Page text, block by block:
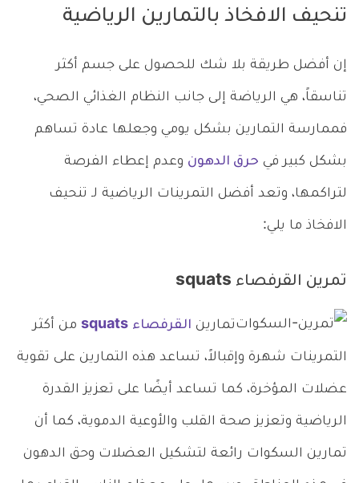
تنحيف الافخاذ بالتمارين الرياضية
إن أفضل طريقة بلا شك للحصول على جسم أكثر
تناسقاً، هي الرياضة إلى جانب النظام الغذائي الصحي،
فممارسة التمارين بشكل يومي وجعلها عادة تساهم
بشكل كبير في حرق الدهون وعدم إعطاء الفرصة
لتراكمها، وتعد أفضل التمرينات الرياضية لـ تنحيف
الافخاذ ما يلي:
تمرين القرفصاء squats
تمارين القرفصاء squats من أكثر
التمرينات شهرة وإقبالاً، تساعد هذه التمارين على تقوية
عضلات المؤخرة، كما تساعد أيضًا على تعزيز القدرة
الرياضية وتعزيز صحة القلب والأوعية الدموية، كما أن
تمارين السكوات رائعة لتشكيل العضلات وحق الدهون